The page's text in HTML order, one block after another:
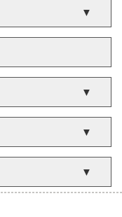
▼
▼
▼
▼